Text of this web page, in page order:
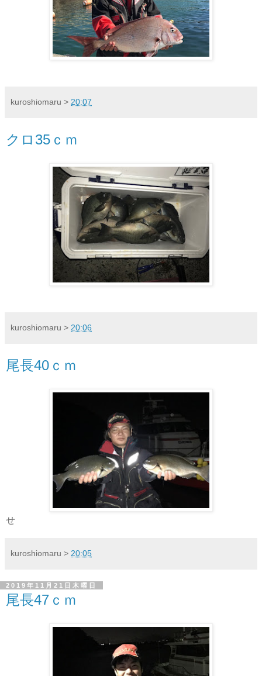
kuroshiomaru > 20:07
クロ35ｃｍ
kuroshiomaru > 20:06
尾長40ｃｍ
せ
kuroshiomaru > 20:05
2019年11月21日木曜日
尾長47ｃｍ